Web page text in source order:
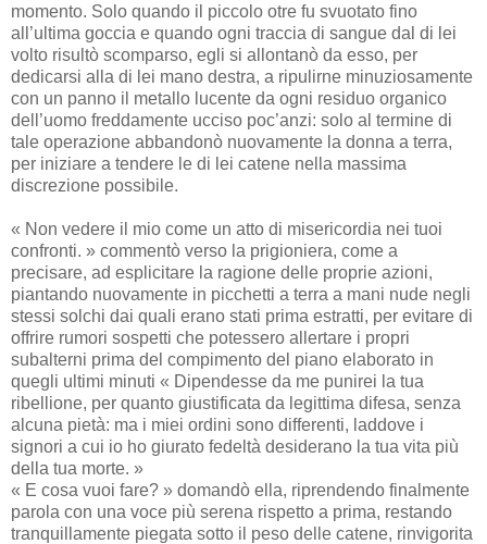
momento. Solo quando il piccolo otre fu svuotato fino
all’ultima goccia e quando ogni traccia di sangue dal di lei
volto risultò scomparso, egli si allontanò da esso, per
dedicarsi alla di lei mano destra, a ripulirne minuziosamente
con un panno il metallo lucente da ogni residuo organico
dell’uomo freddamente ucciso poc’anzi: solo al termine di
tale operazione abbandonò nuovamente la donna a terra,
per iniziare a tendere le di lei catene nella massima
discrezione possibile.
« Non vedere il mio come un atto di misericordia nei tuoi
confronti. » commentò verso la prigioniera, come a
precisare, ad esplicitare la ragione delle proprie azioni,
piantando nuovamente in picchetti a terra a mani nude negli
stessi solchi dai quali erano stati prima estratti, per evitare di
offrire rumori sospetti che potessero allertare i propri
subalterni prima del compimento del piano elaborato in
quegli ultimi minuti « Dipendesse da me punirei la tua
ribellione, per quanto giustificata da legittima difesa, senza
alcuna pietà: ma i miei ordini sono differenti, laddove i
signori a cui io ho giurato fedeltà desiderano la tua vita più
della tua morte. »
« E cosa vuoi fare? » domandò ella, riprendendo finalmente
parola con una voce più serena rispetto a prima, restando
tranquillamente piegata sotto il peso delle catene, rinvigorita